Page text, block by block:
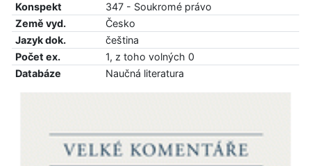
Konspekt
347 - Soukromé právo
Země vyd.
Česko
Jazyk dok.
čeština
Počet ex.
1, z toho volných 0
Databáze
Naučná literatura